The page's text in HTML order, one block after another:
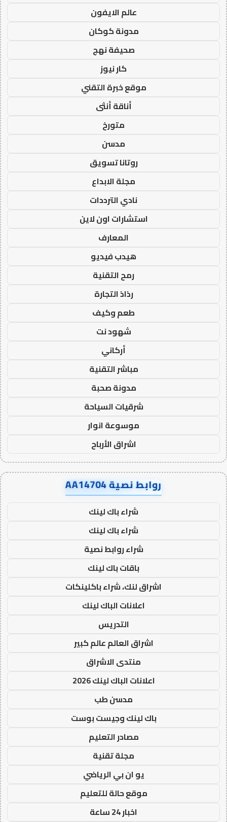
عالم الايفون
مدونة كوكان
صحيفة نهج
كار نيوز
موقع خبرة التقني
أناقة أنثى
متورخ
مدسن
روتانا تسويق
مجلة الابداع
نادي الترددات
استشارات اون لاين
المعارف
هيدب فيديو
رمح التقنية
رذاذ التجارة
طعم وكيف
شهود نت
أركاني
مباشر التقنية
مدونة صحبة
شرقيات السياحة
موسوعة انوار
اشراق الأرباح
روابط نصية AA14704
شراء باك لينك
شراء باك لينك
شراء روابط نصية
باقات باك لينك
اشراق لنك، شراء باكلينكات
اعلانات الباك لينك
التدريس
اشراق العالم عالم كبير
منتدى الاشراق
اعلانات الباك لينك 2026
مدسن طب
باك لينك وجيست بوست
مصادر التعليم
مجلة تقنية
يو ان بي الرياضي
موقع حالة للتعليم
اخبار 24 ساعة